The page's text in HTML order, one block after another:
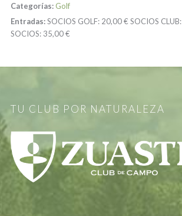
Categorías: Golf
Entradas:SOCIOS GOLF: 20,00 € SOCIOS CLUB:
SOCIOS: 35,00 €
TU CLUB POR NATURALEZA